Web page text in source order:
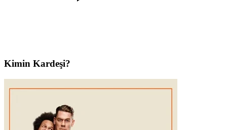
Kimin Kardeşi?